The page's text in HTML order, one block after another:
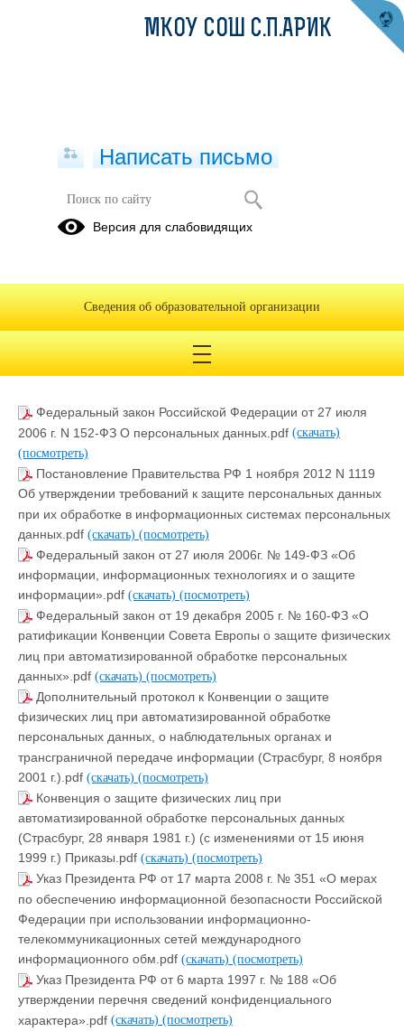
Защита персональных данных
безопасности
Федеральный закон Российской Федерации от 27 июля
2006 г. N 152-ФЗ О персональных данных.pdf (скачать)
(посмотреть)
Постановление Правительства РФ 1 ноября 2012 N 1119
Об утверждении требований к защите персональных данных
при их обработке в информационных системах персональных
данных.pdf (скачать) (посмотреть)
Федеральный закон от 27 июля 2006г. № 149-ФЗ «Об
информации, информационных технологиях и о защите
информации».pdf (скачать) (посмотреть)
Федеральный закон от 19 декабря 2005 г. № 160-ФЗ «О
ратификации Конвенции Совета Европы о защите физических
лиц при автоматизированной обработке персональных
данных».pdf (скачать) (посмотреть)
Дополнительный протокол к Конвенции о защите
физических лиц при автоматизированной обработке
персональных данных, о наблюдательных органах и
трансграничной передаче информации (Страсбург, 8 ноября
2001 г.).pdf (скачать) (посмотреть)
Конвенция о защите физических лиц при
автоматизированной обработке персональных данных
(Страсбург, 28 января 1981 г.) (с изменениями от 15 июня
1999 г.) Приказы.pdf (скачать) (посмотреть)
Указ Президента РФ от 17 марта 2008 г. № 351 «О мерах
по обеспечению информационной безопасности Российской
Федерации при использовании информационно-
телекоммуникационных сетей международного
информационного обм.pdf (скачать) (посмотреть)
Указ Президента РФ от 6 марта 1997 г. № 188 «Об
утверждении перечня сведений конфиденциального
характера».pdf (скачать) (посмотреть)
МКОУ СОШ С.П.АРИК
Написать письмо
Версия для слабовидящих
Сведения об образовательной организации